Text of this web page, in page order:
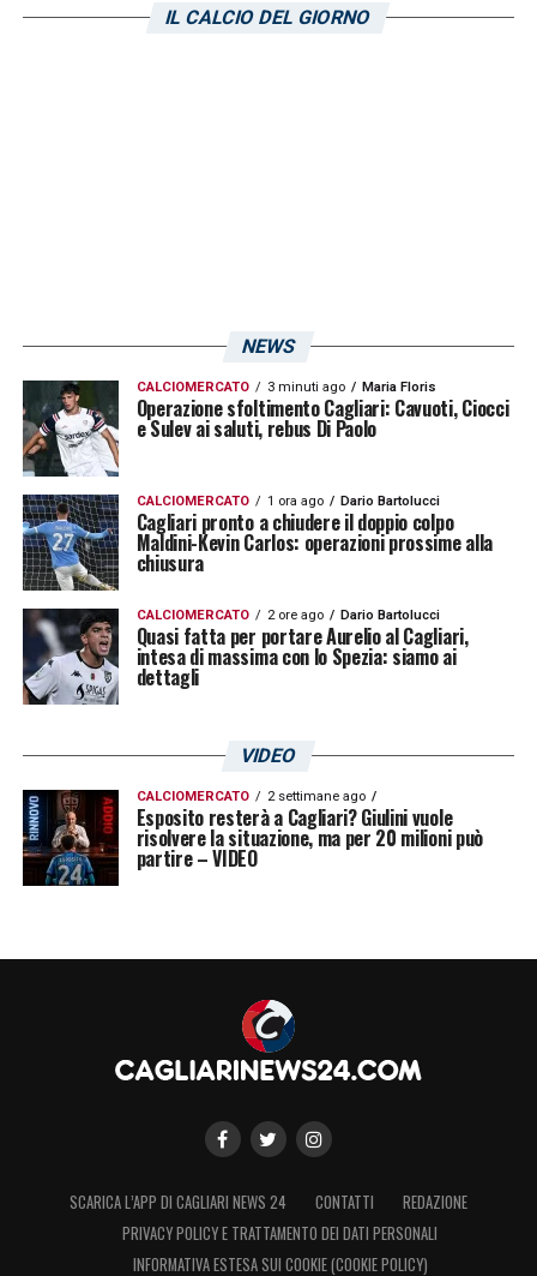
IL CALCIO DEL GIORNO
NEWS
CALCIOMERCATO 3 minuti ago Maria Floris
Operazione sfoltimento Cagliari: Cavuoti, Ciocci
e Sulev ai saluti, rebus Di Paolo
CALCIOMERCATO 1 ora ago Dario Bartolucci
Cagliari pronto a chiudere il doppio colpo
Maldini-Kevin Carlos: operazioni prossime alla
chiusura
CALCIOMERCATO 2 ore ago Dario Bartolucci
Quasi fatta per portare Aurelio al Cagliari,
intesa di massima con lo Spezia: siamo ai
dettagli
VIDEO
CALCIOMERCATO 2 settimane ago
Esposito resterà a Cagliari? Giulini vuole
risolvere la situazione, ma per 20 milioni può
partire – VIDEO
SCARICA L’APP DI CAGLIARI NEWS 24 CONTATTI
REDAZIONE
PRIVACY POLICY E TRATTAMENTO DEI DATI PERSONALI
INFORMATIVA ESTESA SUI COOKIE (COOKIE POLICY)